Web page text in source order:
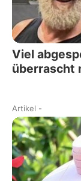
Viel
überrascht
Artikel -